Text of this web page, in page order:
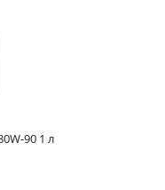
90 1 л